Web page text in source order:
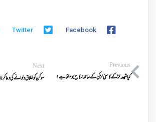
Facebook
Twitter
Previous
کیا شیعہ لڑکے کا سنی لڑکی کے ساتھ نکاح ہوسکتا ہے ؟
Next
سوکن کو طلاق دلوانے کی دعاکرنا